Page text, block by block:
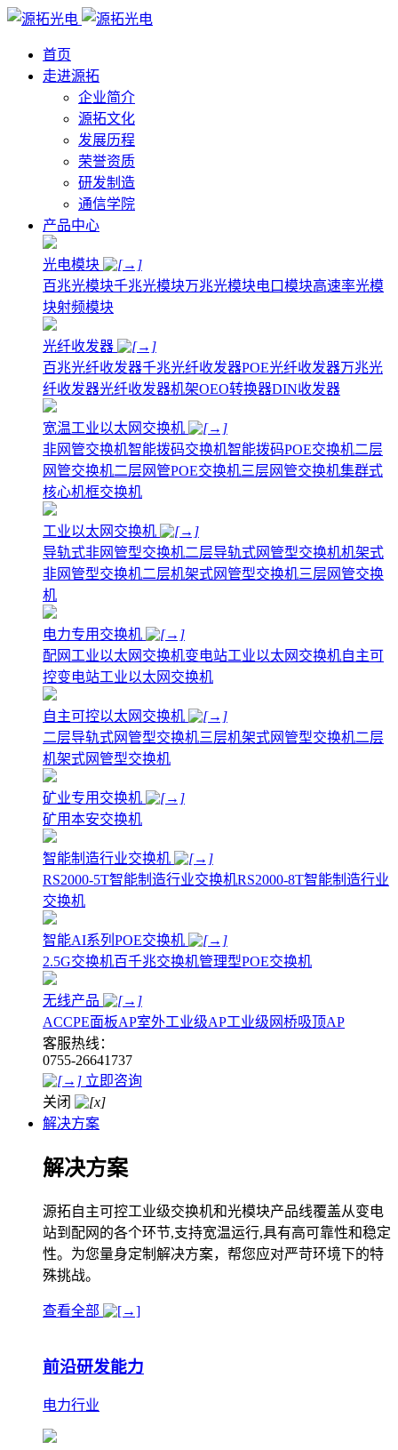
首页
走进源拓
企业简介
源拓文化
发展历程
荣誉资质
研发制造
通信学院
产品中心
光电模块
百兆光模块千兆光模块万兆光模块电口模块高速率光模
块射频模块
光纤收发器
百兆光纤收发器千兆光纤收发器POE光纤收发器万兆光
纤收发器光纤收发器机架OEO转换器DIN收发器
宽温工业以太网交换机
非网管交换机智能拨码交换机智能拨码POE交换机二层
网管交换机二层网管POE交换机三层网管交换机集群式
核心机框交换机
工业以太网交换机
导轨式非网管型交换机二层导轨式网管型交换机机架式
非网管型交换机二层机架式网管型交换机三层网管交换
机
电力专用交换机
配网工业以太网交换机变电站工业以太网交换机自主可
控变电站工业以太网交换机
自主可控以太网交换机
二层导轨式网管型交换机三层机架式网管型交换机二层
机架式网管型交换机
矿业专用交换机
矿用本安交换机
智能制造行业交换机
RS2000-5T智能制造行业交换机RS2000-8T智能制造行业
交换机
智能AI系列POE交换机
2.5G交换机百千兆交换机管理型POE交换机
无线产品
ACCPE面板AP室外工业级AP工业级网桥吸顶AP
客服热线：
0755-26641737
立即咨询
关闭
解决方案
解决方案
源拓自主可控工业级交换机和光模块产品线覆盖从变电
站到配网的各个环节,支持宽温运行,具有高可靠性和稳定
性。为您量身定制解决方案，帮您应对严苛环境下的特
殊挑战。
查看全部
前沿研发能力
电力行业